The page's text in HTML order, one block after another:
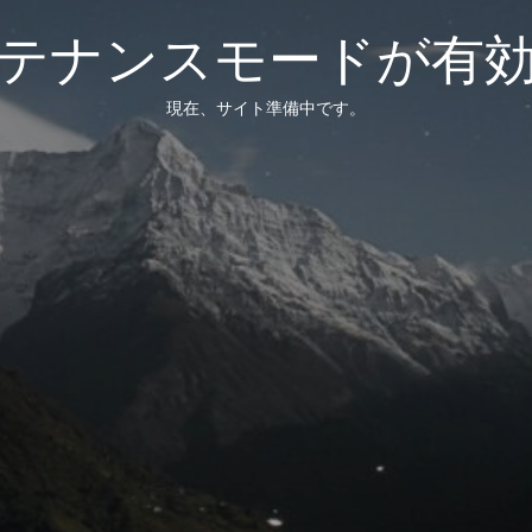
ナンスモードが有
現在、サイト準備中です。